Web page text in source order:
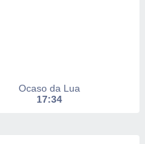
Ocaso da Lua
17:34